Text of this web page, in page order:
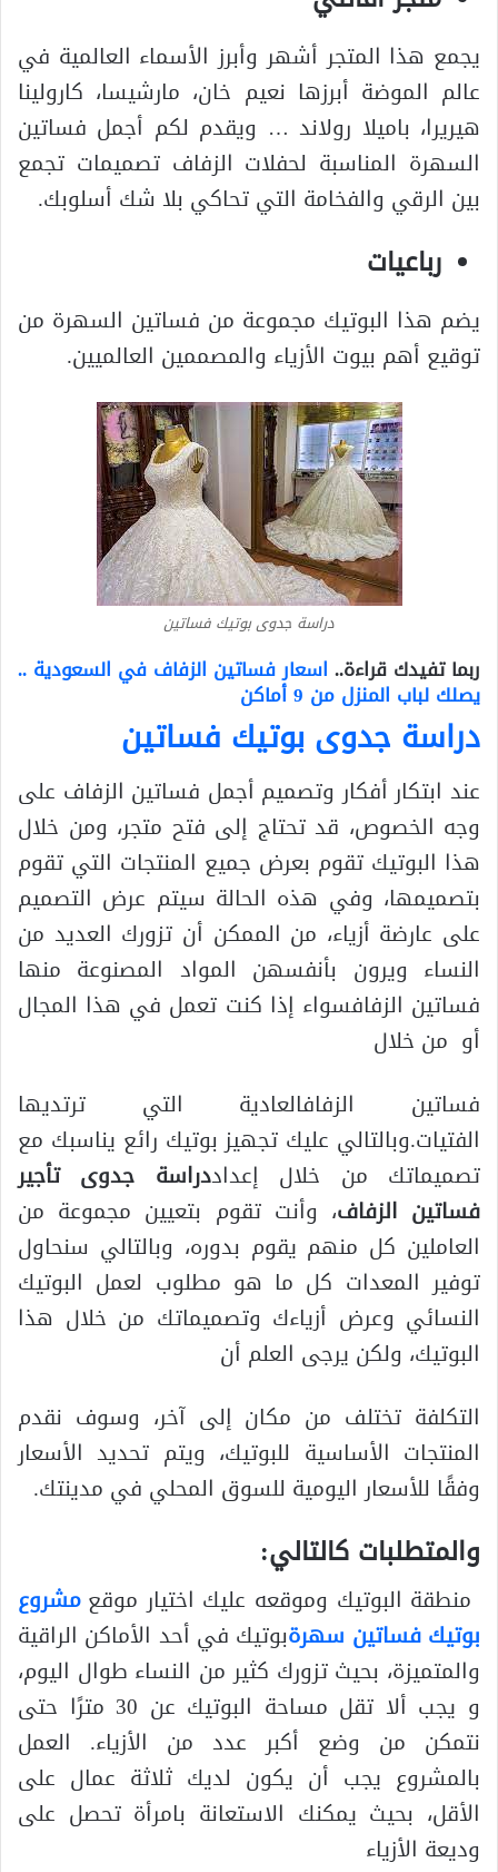
يجمع هذا المتجر أشهر وأبرز الأسماء العالمية في
عالم الموضة أبرزها نعيم خان، مارشيسا، كارولينا
هيريرا، باميلا رولاند … ويقدم لكم أجمل فساتين
السهرة المناسبة لحفلات الزفاف تصميمات تجمع
بين الرقي والفخامة التي تحاكي بلا شك أسلوبك.
رباعيات
يضم هذا البوتيك مجموعة من فساتين السهرة من
توقيع أهم بيوت الأزياء والمصممين العالميين.
دراسة جدوى بوتيك فساتين
ربما تفيدك قراءة.. اسعار فساتين الزفاف في السعودية ..
يصلك لباب المنزل من 9 أماكن
دراسة جدوى بوتيك فساتين
عند ابتكار أفكار وتصميم أجمل فساتين الزفاف على
وجه الخصوص، قد تحتاج إلى فتح متجر، ومن خلال
هذا البوتيك تقوم بعرض جميع المنتجات التي تقوم
بتصميمها، وفي هذه الحالة سيتم عرض التصميم
على عارضة أزياء، من الممكن أن تزورك العديد من
النساء ويرون بأنفسهن المواد المصنوعة منها
فساتين الزفافسواء إذا كنت تعمل في هذا المجال
أو من خلال
فساتين الزفافالعادية التي ترتديها
الفتيات.وبالتالي عليك تجهيز بوتيك رائع يناسبك مع
تصميماتك من خلال إعداددراسة جدوى تأجير
فساتين الزفاف، وأنت تقوم بتعيين مجموعة من
العاملين كل منهم يقوم بدوره، وبالتالي سنحاول
توفير المعدات كل ما هو مطلوب لعمل البوتيك
النسائي وعرض أزياءك وتصميماتك من خلال هذا
البوتيك، ولكن يرجى العلم أن
التكلفة تختلف من مكان إلى آخر، وسوف نقدم
المنتجات الأساسية للبوتيك، ويتم تحديد الأسعار
وفقًا للأسعار اليومية للسوق المحلي في مدينتك.
والمتطلبات كالتالي:
منطقة البوتيك وموقعه عليك اختيار موقعمشروع
بوتيك فساتين سهرةبوتيك في أحد الأماكن الراقية
والمتميزة، بحيث تزورك كثير من النساء طوال اليوم،
و يجب ألا تقل مساحة البوتيك عن 30 مترًا حتى
نتمكن من وضع أكبر عدد من الأزياء. العمل
بالمشروع يجب أن يكون لديك ثلاثة عمال على
الأقل، بحيث يمكنك الاستعانة بامرأة تحصل على
وديعة الأزياء